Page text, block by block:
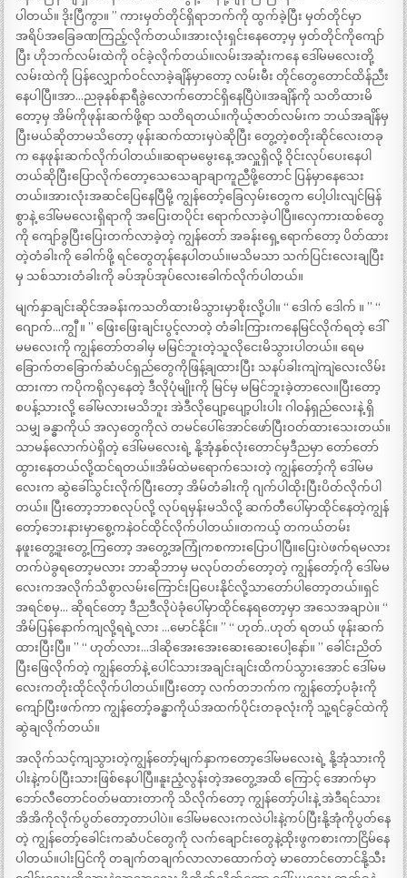
ပါတယ်။ ဒိုးပြီကွာ။ ” ကားမှတ်တိုင်ရှိရာဘက်ကို ထွက်ခဲ့ပြီး မှတ်တိုင်မှာ
အရိပ်အခြေခဏကြည့်လိုက်တယ်။အားလုံးရှင်းနေတော့မှ မှတ်တိုင်ကိုကျော်
ပြီး ဟိုဘက်လမ်းထဲကို ဝင်ခဲ့လိုက်တယ်။လမ်းအဆုံးကနေ ဒေါ်မမလေးတို့
လမ်းထဲကို ပြန်လျှောက်ဝင်လာခဲ့ချိန်မှာတော့ လမ်းမီး တိုင်တွေတောင်ထိန်ညီး
နေပါပြီ။အာ…ညခုနစ်နာရီခွဲလောက်တောင်ရှိနေပြီပဲ။အချိန်ကို သတိထားမိ
တော့မှ အိမ်ကိုဖုန်းဆက်ဖို့ရာ သတိရတယ်။ကိုယ့်ဇာတ်လမ်းက ဘယ်အချိန်မှ
ပြီးမယ်ဆိုတာမသိတော့ ဖုန်းဆက်ထားမှပဲဆိုပြီး တွေ့တဲ့စတိုးဆိုင်လေးတခု
က နေဖုန်းဆက်လိုက်ပါတယ်။ဆရာမမွေးနေ့ အလှူရှိလို့ ဝိုင်းလုပ်ပေးနေပါ
တယ်ဆိုပြီးပြောလိုက်တော့သေသေချာချာကူညီဖို့တောင် ပြန်မှာနေသေး
တယ်။အားလုံးအဆင်ပြေနေပြီမို့ ကျွန်တော့်ခြေလှမ်းတွေက ပေါ့ပါးလျင်မြန်
စွာနဲ့ ဒေါ်မမလေးရှိရာကို အပြေးတပိုင်း ရောက်လာခဲ့ပါပြီ။လှေကားထစ်တွေ
ကို ကျော်ခွပြီးပြေးတက်လာခဲ့တဲ့ ကျွန်တော် အခန်းရှေ့ရောက်တော့ ပိတ်ထား
တဲ့တံခါးကို ခေါက်ဖို့ ရင်တွေတုန်နေပါတယ်။မသိမသာ သက်ပြင်းလေးချပြီး
မှ သစ်သားတံခါးကို ခပ်အုပ်အုပ်လေးခေါက်လိုက်ပါတယ်။
မျက်နှာချင်းဆိုင်အခန်းကသတိထားမိသွားမှာစိုးလို့ပါ။ “ ဒေါက် ဒေါက် ။ ” “
ဂျောက်…ကျွီ ။ ” ဖြေးဖြေးချင်းပွင့်လာတဲ့ တံခါးကြားကနေမြင်လိုက်ရတဲ့ ဒေါ်
မမလေးကို ကျွန်တော်တခါမှ မမြင်ဘူးတဲ့သူလိုငေးမိသွားပါတယ်။ ရေမ
ခြောက်တခြောက်ဆံပင်ရှည်တွေကိုဖြန့်ချထားပြီး သနပ်ခါးကျဲကျဲလေးလိမ်း
ထားကာ ကပိုကရိုလှနေတဲ့ ဒီလိုပုံမျိုးကို မြင်မှ မမြင်ဘူးခဲ့တာလေ။ပြီးတော့
စပန့်သားလို့ ခေါ်မလားမသိဘူး အဲဒီလိုပျော့ပျော့ပါးပါး ဂါဝန်ရှည်လေးနဲ့ ရှိ
သမျှ ခန္ဓာကိုယ် အလှတွေကိုလဲ တမင်ပေါ်အောင်ဖော်ပြီးဝတ်ထားသေးတယ်။
သာမန်လောက်ပဲရှိတဲ့ ဒေါ်မမလေးရဲ့ နို့အုံနှစ်လုံးတောင်မှဒီညမှာ တော်တော်
ထွားနေတယ်လို့ထင်ရတယ်။အိမ်ထဲမရောက်သေးတဲ့ ကျွန်တော့်ကို ဒေါ်မမ
လေးက ဆွဲခေါ်သွင်းလိုက်ပြီးတော့ အိမ်တံခါးကို ဂျက်ပါထိုးပြီးပိတ်လိုက်ပါ
တယ်။ ပြီးတော့ဘာစလုပ်လို့ လုပ်ရမှန်းမသိလို့ ဆက်တီပေါ်မှာထိုင်နေတဲ့ကျွန်
တော့်ဘေးနားမှာစွေ့ကနဲဝင်ထိုင်လိုက်ပါတယ်။တကယ့် တကယ်တမ်း
နဖူးတွေ့ဒူးတွေ့ကြတော့ အတွေ့အကြုံကစကားပြောပါပြီ။ပြေးပဲဖက်ရမလား
တက်ပဲခွရတော့မလား ဘာဆိုဘာမှ မလုပ်တတ်တော့တဲ့ ကျွန်တော့်ကို ဒေါ်မမ
လေးကအလိုက်သိစွာလမ်းကြောင်းပြပေးနိုင်လို့သာတော်ပါတော့တယ်။ရှင်
အရင်စမှ… ဆိုရင်တော့ ဒီညဒီလိုပဲခုံပေါ်မှာထိုင်နေရတော့မှာ အသေအချာပဲ။ “
အိမ်ပြန်နောက်ကျလို့ရရဲ့လား …မောင်နိုင်။ ” “ ဟုတ်..ဟုတ် ရတယ် ဖုန်းဆက်
ထားပြီးပြီ။ ” “ ဟုတ်လား…ဒါဆိုအေးအေးဆေးဆေးပေါ့နော်။ ” ခေါင်းညိတ်
ပြီးဖြေလိုက်တဲ့ ကျွန်တော်နဲ့ ပေါင်သားအချင်းချင်းထိကပ်သွားအောင် ဒေါ်မမ
လေးကတိုးထိုင်လိုက်ပါတယ်။ပြီးတော့ လက်တဘက်က ကျွန်တော့်ပခုံးကို
ကျော်ပြီးဖက်ကာ ကျွန်တော့်ခန္ဓာကိုယ်အထက်ပိုင်းတခုလုံးကို သူ့ရင်ခွင်ထဲကို
ဆွဲချလိုက်တယ်။
အလိုက်သင့်ကျသွားတဲ့ကျွန်တော့်မျက်နှာကတော့ဒေါ်မမလေးရဲ့ နို့အုံသားကို
ပါးနဲ့ကပ်ပြီးသားဖြစ်နေပါပြီ။နူးညံ့လွန်းတဲ့အတွေ့အထိ ကြောင့် အောက်မှာ
ဘော်လီတောင်ဝတ်မထားတာကို သိလိုက်တော့ ကျွန်တော့်ပါးနဲ့ အဲဒီရင်သား
အိအိကိုလိုက်ပွတ်တော့တာပါပဲ။ ဒေါ်မမလေးကလဲပါးနဲ့ကပ်ပြီးနို့အုံကိုပွတ်နေ
တဲ့ ကျွန်တော့်ခေါင်းကဆံပင်တွေကို လက်ချောင်းတွေနဲ့ထိုးဖွကစားကာငြိမ်နေ
ပါတယ်။ပါးပြင်ကို တချက်တချက်လာလာထောက်တဲ့ မာတောင်တောင်နို့သီး